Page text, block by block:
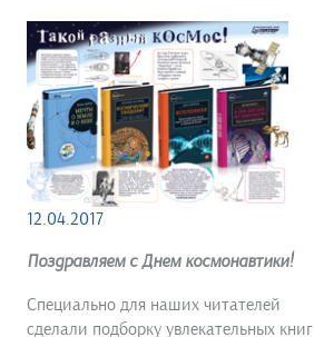
12.04.2017
Поздравляем с Днем космонавтики!
Специально для наших читателей
сделали подборку увлекательных книг